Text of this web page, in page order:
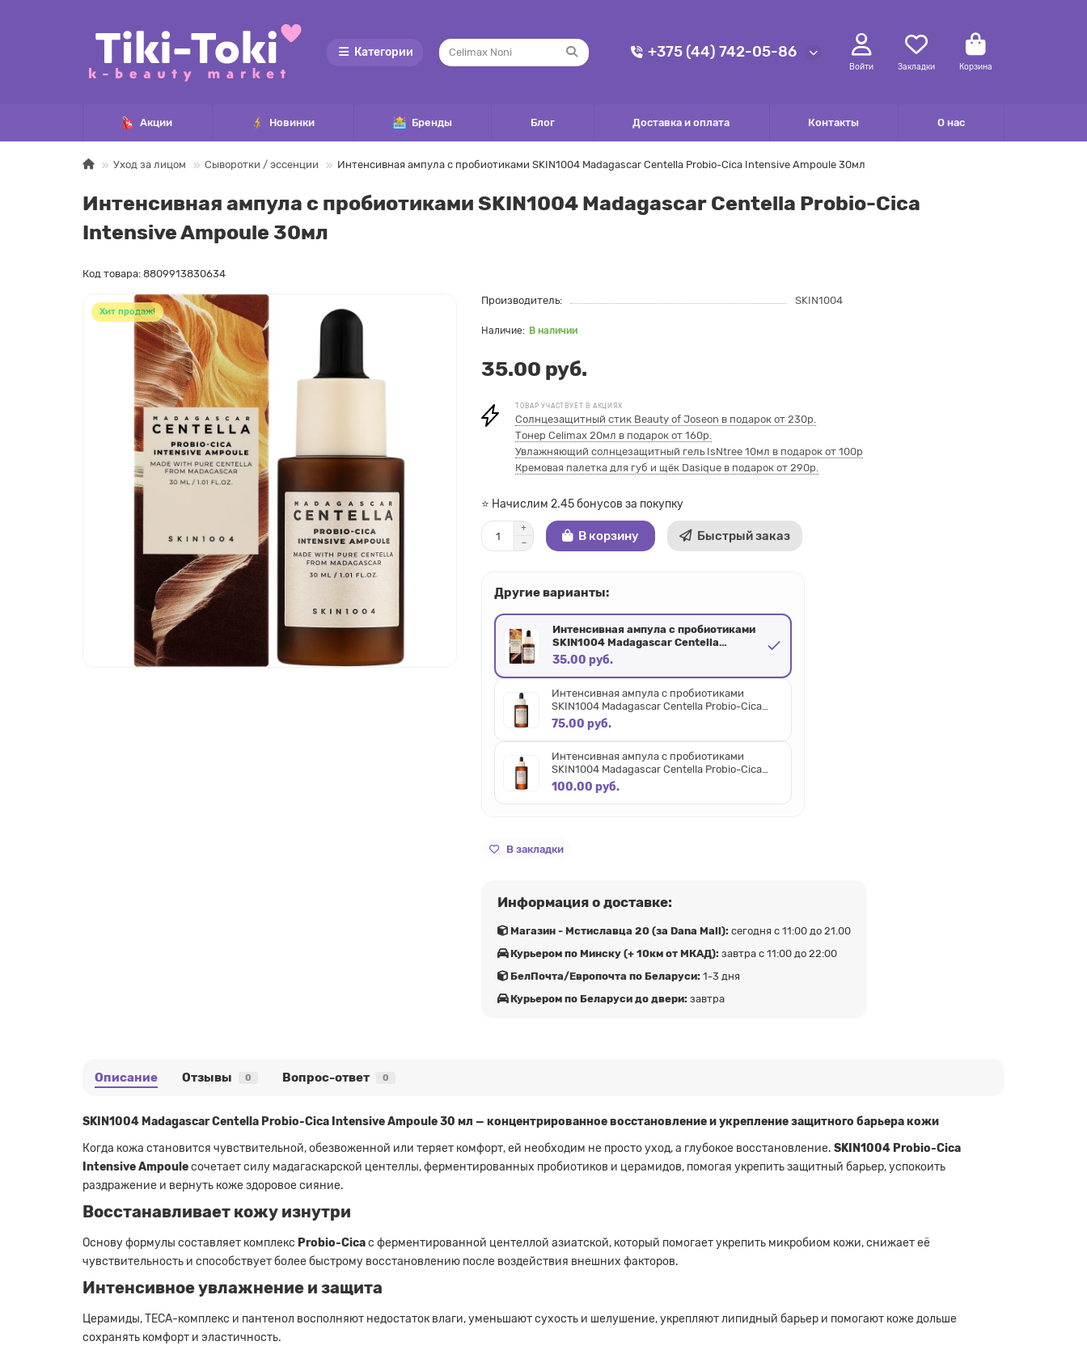
Категории +375 (44) 742-05-86
Войти Закладки Корзина
Акции Новинки Бренды Блог Доставка и оплата Контакты О нас
Уход за лицом Сыворотки / эссенции Интенсивная ампула с пробиотиками SKIN1004 Madagascar Centella Probio-Cica Intensive Ampoule 30мл
Интенсивная ампула с пробиотиками SKIN1004 Madagascar Centella Probio-Cica
Intensive Ampoule 30мл
Код товара: 8809913830634
Хит продаж!
Производитель: SKIN1004
В наличии
35.00 руб.
ТОВАР УЧАСТВУЕТ В АКЦИЯХ
Солнцезащитный стик Beauty of Joseon в подарок от 230р.
Тонер Celimax 20мл в подарок от 160р.
Увлажняющий солнцезащитный гель IsNtree 10мл в подарок от 100р
Кремовая палетка для губ и щёк Dasique в подарок от 290р.
⭐ Начислим 2.45 бонусов за покупку
В корзину Быстрый заказ
Другие варианты:
Интенсивная ампула с пробиотиками
SKIN1004 Madagascar Centella
Probio-Cica Intensive Ampoule 30мл
35.00 руб.
Интенсивная ампула с пробиотиками
SKIN1004 Madagascar Centella Probio-Cica
Intensive Ampoule 50мл
75.00 руб.
Интенсивная ампула с пробиотиками
SKIN1004 Madagascar Centella Probio-Cica
Intensive Ampoule 95 мл
100.00 руб.
В закладки
Информация о доставке:
Магазин - Мстиславца 20 (за Dana Mall): сегодня с 11:00 до 21.00
Курьером по Минску (+ 10км от МКАД): завтра с 11:00 до 22:00
БелПочта/Европочта по Беларуси: 1-3 дня
Курьером по Беларуси до двери: завтра
Описание Отзывы 0 Вопрос-ответ 0
SKIN1004 Madagascar Centella Probio-Cica Intensive Ampoule 30 мл — концентрированное восстановление и укрепление защитного барьера кожи
Когда кожа становится чувствительной, обезвоженной или теряет комфорт, ей необходим не просто уход, а глубокое восстановление. SKIN1004 Probio-Cica
Intensive Ampouleсочетает силу мадагаскарской центеллы, ферментированных пробиотиков и церамидов, помогая укрепить защитный барьер, успокоить
раздражение и вернуть коже здоровое сияние.
Восстанавливает кожу изнутри
Основу формулы составляет комплекс Probio-Cicaс ферментированной центеллой азиатской, который помогает укрепить микробиом кожи, снижает её
чувствительность и способствует более быстрому восстановлению после воздействия внешних факторов.
Интенсивное увлажнение и защита
Церамиды, TECA-комплекс и пантенол восполняют недостаток влаги, уменьшают сухость и шелушение, укрепляют липидный барьер и помогают коже дольше
сохранять комфорт и эластичность.